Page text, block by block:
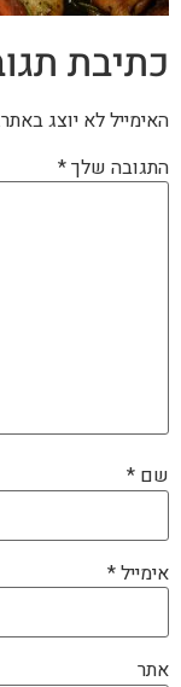
כתיבת
האימייל לא יוצג
התגובה שלך*
שם *
אימייל*
אתר